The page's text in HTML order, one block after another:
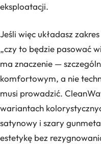
eksploatacji.
Jeśli więc układasz
„czy to będzie pasować
ma znaczenie —
komfortowym, a nie
musi prowadzić.
wariantach
satynowy i szary
estetykę bez